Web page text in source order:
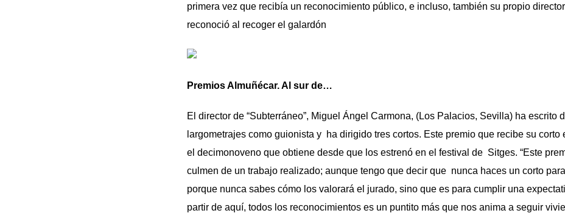
primera vez que recibía un reconocimiento público, e incluso, también su propio
reconoció al recoger el galardón
Premios Almuñécar. Al sur de…
El director de “Subterráneo”, Miguel Ángel Carmona, (Los Palacios, Sevilla) ha escrito
largometrajes como guionista y ha dirigido tres cortos. Este premio que recibe su corto
el decimonoveno que obtiene desde que los estrenó en el festival de Sitges. “Este
culmen de un trabajo realizado; aunque tengo que decir que nunca haces un corto
porque nunca sabes cómo los valorará el jurado, sino que es para cumplir una
partir de aquí, todos los reconocimientos es un puntito más que nos anima a seguir